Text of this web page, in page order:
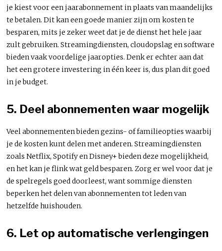
je kiest voor een jaarabonnement in plaats van maandelijks
te betalen. Dit kan een goede manier zijn om kosten te
besparen, mits je zeker weet dat je de dienst het hele jaar
zult gebruiken. Streamingdiensten, cloudopslag en software
bieden vaak voordelige jaaropties. Denk er echter aan dat
het een grotere investering in één keer is, dus plan dit goed
in je budget.
5. Deel abonnementen waar mogelijk
Veel abonnementen bieden gezins- of familieopties waarbij
je de kosten kunt delen met anderen. Streamingdiensten
zoals Netflix, Spotify en Disney+ bieden deze mogelijkheid,
en het kan je flink wat geld besparen. Zorg er wel voor dat je
de spelregels goed doorleest, want sommige diensten
beperken het delen van abonnementen tot leden van
hetzelfde huishouden.
6. Let op automatische verlengingen